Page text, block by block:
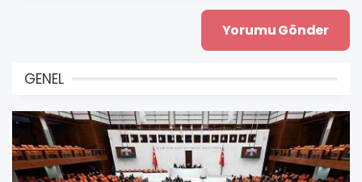
GENEL